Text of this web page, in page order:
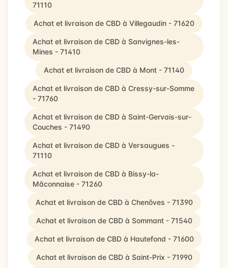
71110
Achat et livraison de CBD à Villegaudin - 71620
Achat et livraison de CBD à Sanvignes-les-
Mines - 71410
Achat et livraison de CBD à Mont - 71140
Achat et livraison de CBD à Cressy-sur-Somme
- 71760
Achat et livraison de CBD à Saint-Gervais-sur-
Couches - 71490
Achat et livraison de CBD à Versaugues -
71110
Achat et livraison de CBD à Bissy-la-
Mâconnaise - 71260
Achat et livraison de CBD à Chenôves - 71390
Achat et livraison de CBD à Sommant - 71540
Achat et livraison de CBD à Hautefond - 71600
Achat et livraison de CBD à Saint-Prix - 71990